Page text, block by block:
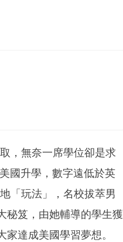
，無奈一席學位卻是求
國升學，數字遠低於英
「玩法」，名校拔萃男
秘笈，由她輔導的學生獲
達成美國學習夢想。